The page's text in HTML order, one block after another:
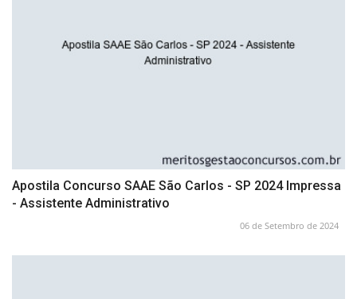
Apostila Concurso SAAE São Carlos - SP 2024 Impressa
- Assistente Administrativo
06 de Setembro de 2024